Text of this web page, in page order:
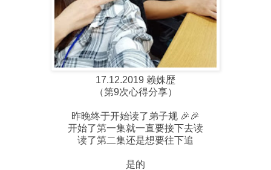
17.12.2019 赖姝歴
（第9次心得分享）
昨晚终于开始读了弟子规 🎉🎉
开始了第一集就一直要接下去读
读了第二集还是想要往下追
是的